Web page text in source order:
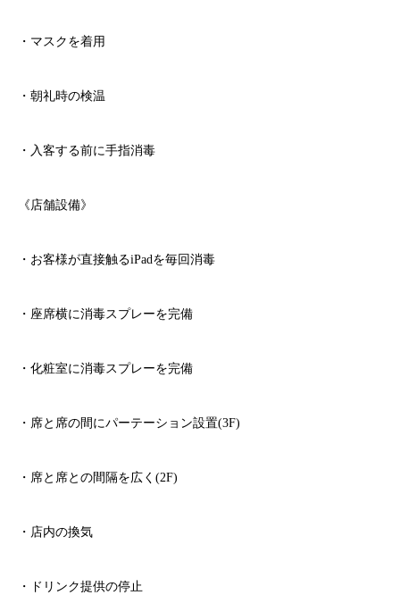
・マスクを着用
・朝礼時の検温
・入客する前に手指消毒
《店舗設備》
・お客様が直接触るiPad を毎回消毒
・座席横に消毒スプレーを完備
・化粧室に消毒スプレーを完備
・席と席の間にパーテーション設置(3F)
・席と席との間隔を広く (2F)
・店内の換気
・ドリンク提供の停止